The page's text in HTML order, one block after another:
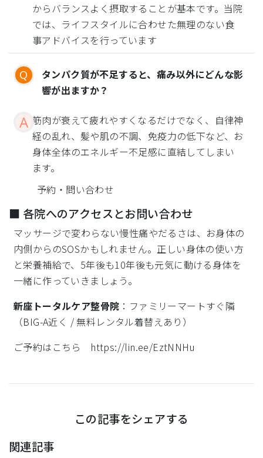
からバランスよく摂取することが基本です。当院
では、ライフスタイルに合わせた無理のない食
事アドバイスを行っています
タンパク質が不足すると、痛み以外にどんな影
響が出ますか？
筋肉が衰えて疲れやすくなるだけでなく、自律神
経の乱れ、髪や肌の不調、免疫力の低下など、お
身体全体のエネルギー不足感に直結してしまい
ます。
予約・問い合わせ
■ 各院へのアクセスとお問い合わせ
マッサージで変わらない慢性痛やだるさは、お身体の
内側からのSOSかもしれません。正しい身体の使い方
と栄養補給で、5年後も10年後も元気に動ける身体を
一緒に作っていきましょう。
新座トータルケア整骨院 ：ファミリーマートすぐ隣
（BIG-A近く / 無料レンタル着替えあり）
ご予約はこちら https://lin.ee/EztNNHu
この記事をシェアする
関連記事